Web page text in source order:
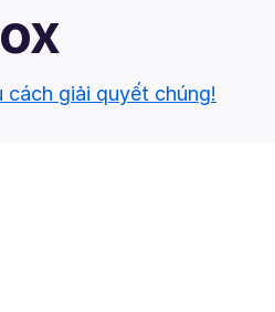
cách giải quyết chúng!